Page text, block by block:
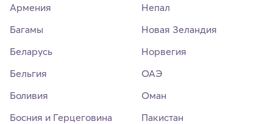
Армения
Багамы
Беларусь
Бельгия
Боливия
Босния и Герцеговина
Непал
Новая Зеландия
Норвегия
ОАЭ
Оман
Пакистан